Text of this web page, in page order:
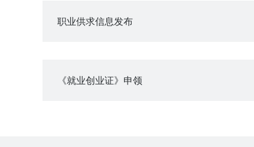
职业供求信息发布
《就业创业证》申领